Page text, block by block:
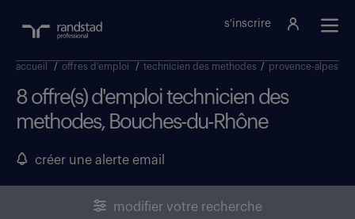
s'inscrire
accueil / offres d'emploi / technicien des methodes / provence-alpes-
8 offre(s) d'emploi technicien des
methodes, Bouches-du-Rhône
créer une alerte email
modifier votre recherche